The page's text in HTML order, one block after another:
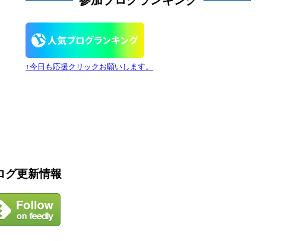
ー
↑今日も応援クリックお願いします。
グ更新情報